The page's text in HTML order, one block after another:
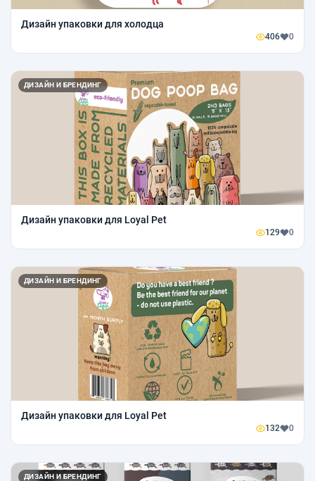
Дизайн упаковки для холодца
406 0
ДИЗАЙН И БРЕНДИНГ
Дизайн упаковки для Loyal Pet
129 0
ДИЗАЙН И БРЕНДИНГ
Дизайн упаковки для Loyal Pet
132 0
ДИЗАЙН И БРЕНДИНГ